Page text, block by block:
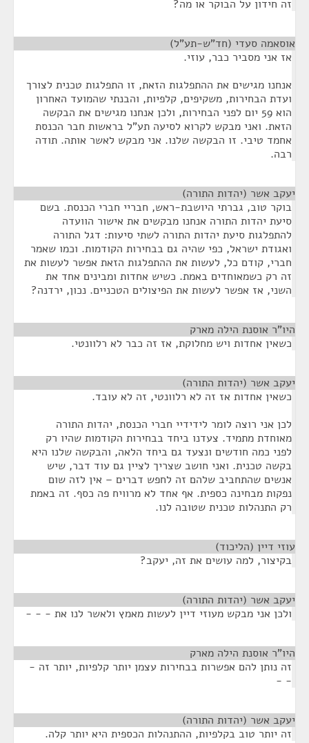
זה חידון על הבוקר או מה?
אוסאמה סעדי (חד"ש-תע"ל)
אז אני מסביר כבר, עוזי.
אנחנו מגישים את ההתפלגות הזאת, זו התפלגות טכנית לצורך
ועדת הבחירות, משקיפים, קלפיות, והבנתי שהמועד האחרון
הוא 59 יום לפני הבחירות, ולכן אנחנו מגישים את הבקשה
הזאת. ואני מבקש לקרוא לסיעה תע"ל בראשות חבר הכנסת
אחמד טיבי. זו הבקשה שלנו. אני מבקש לאשר אותה. תודה
רבה.
יעקב אשר (יהדות התורה)
בוקר טוב, גברתי היושבת-ראש, חבריי חברי הכנסת. בשם
סיעת יהדות התורה אנחנו מבקשים את אישור הוועדה
להתפלגות סיעת יהדות התורה לשתי סיעות: דגל התורה
ואגודת ישראל, כפי שהיה גם בבחירות הקודמות. וכמו שאמר
חברי, קודם כל, לעשות את ההתפלגות הזאת אפשר לעשות את
זה רק כשמאוחדים באמת. כשיש אחדות ומבינים אחד את
השני, אז אפשר לעשות את הפיצולים הטכניים. נכון, ירדנה?
היו"ר אוסנת הילה מארק
כשאין אחדות ויש מחלוקת, אז זה כבר לא רלוונטי.
יעקב אשר (יהדות התורה)
כשאין אחדות אז זה לא רלוונטי, זה לא עובד.
לכן אני רוצה לומר לידידיי חברי הכנסת, יהדות התורה
מאוחדת מתמיד. צעדנו ביחד בבחירות הקודמות שהיו רק
לפני כמה חודשים ונצעד גם ביחד הלאה, והבקשה שלנו היא
בקשה טכנית. ואני חושב שצריך לציין גם עוד דבר, שיש
אנשים שהתחביב שלהם זה לחפש דברים – אין לזה שום
נפקות מבחינה כספית. אף אחד לא מרוויח פה כסף. זה באמת
רק התנהלות טכנית שטובה לנו.
עוזי דיין (הליכוד)
בקיצור, למה עושים את זה, יעקב?
יעקב אשר (יהדות התורה)
ולכן אני מבקש מעוזי דיין לעשות מאמץ ולאשר לנו את - - -
היו"ר אוסנת הילה מארק
זה נותן להם אפשרות בבחירות עצמן יותר קלפיות, יותר זה -
- -
יעקב אשר (יהדות התורה)
זה יותר טוב בקלפיות, ההתנהלות הכספית היא יותר קלה.